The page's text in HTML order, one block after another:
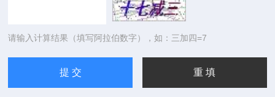
请输入计算结果（填写阿拉伯数字），如：三加四=7